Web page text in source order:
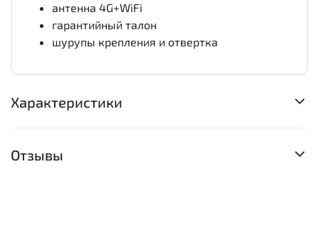
антенна 4G+WiFi
гарантийный талон
шурупы крепления и отвертка
Характеристики
Отзывы